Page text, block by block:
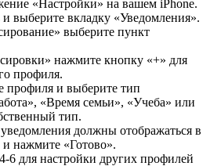
«Настройки» на вашем iPhone.
выберите вкладку «Уведомления».
выберите пункт
нажмите кнопку «+» для
профиля.
профиля и выберите тип
«Время семьи», «Учеба» или
тип.
должны отображаться в
нажмите «Готово».
6 для настройки других профилей